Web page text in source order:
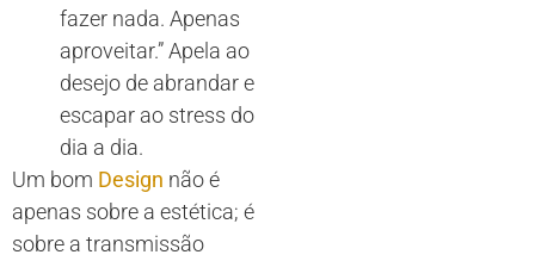
fazer nada. Apenas
aproveitar.” Apela ao
desejo de abrandar e
escapar ao stress do
dia a dia.
Um bom Design não é
apenas sobre a estética; é
sobre a transmissão